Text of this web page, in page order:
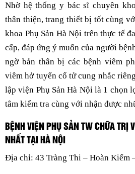
Nhờ hệ thống y bác sĩ chuyên
thân thiện, trang thiết bị tốt cùng
khoa Phụ Sản Hà Nội trên thực tế
cấp, đáp ứng ý muốn của người
ngờ bản thân bị các bệnh viêm
viêm hở tuyến cổ tử cung nhắc
lập viện Phụ Sản Hà Nội là 1 chọn
tâm kiểm tra cùng với nhận được
BỆNH VIỆN PHỤ SẢN TW CHỮA TRỊ
NHẤT TẠI HÀ NỘI
Địa chỉ: 43 Tràng Thi – Hoàn Kiếm